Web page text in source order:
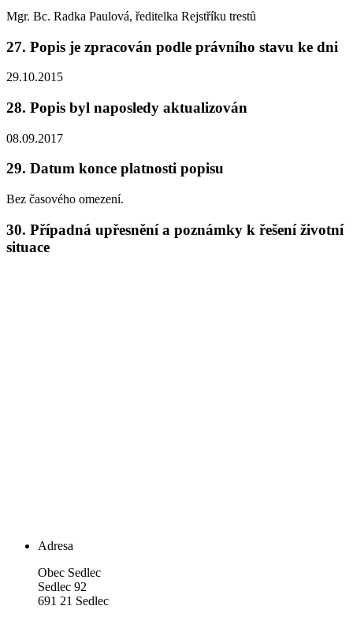
Mgr. Bc. Radka Paulová, ředitelka Rejstříku trestů
27. Popis je zpracován podle právního stavu ke dni
29.10.2015
28. Popis byl naposledy aktualizován
08.09.2017
29. Datum konce platnosti popisu
Bez časového omezení.
30. Případná upřesnění a poznámky k řešení životní
situace
Adresa
Obec Sedlec
Sedlec 92
691 21 Sedlec